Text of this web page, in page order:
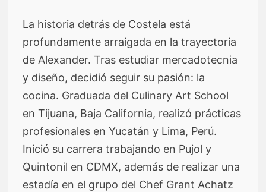
La historia detrás de Costela está
profundamente arraigada en la trayectoria
de Alexander. Tras estudiar mercadotecnia
y diseño, decidió seguir su pasión: la
cocina. Graduada del Culinary Art School
en Tijuana, Baja California, realizó prácticas
profesionales en Yucatán y Lima, Perú.
Inició su carrera trabajando en Pujol y
Quintonil en CDMX, además de realizar una
estadía en el grupo del Chef Grant Achatz